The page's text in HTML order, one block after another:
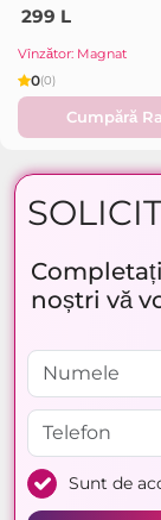
299 L
Vînzător: Magnat
0(0)
Cumpără
noștri vă
Sunt de